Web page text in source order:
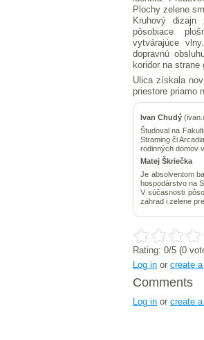
Plochy zelene
Kruhový dizajn
pôsobiace
vytvárajúce
dopravnú
koridor na
Ulica získala
priestore priamo
Ivan Chudý
Študoval na
Straming či
rodinných domov
Matej Škriečka
Je absolventom
hospodárstvo na
V súčasnosti
záhrad i zelene
Rating: 0/5 (0
Log in or create
Comments
Log in or create